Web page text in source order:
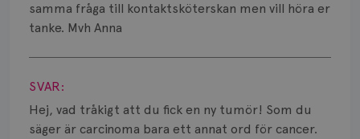
samma fråga till kontaktsköterskan men vill höra er
tanke. Mvh Anna
Visa svar
SVAR:
Hej, vad tråkigt att du fick en ny tumör! Som du
säger är carcinoma bara ett annat ord för cancer.
Strålning
Vätska